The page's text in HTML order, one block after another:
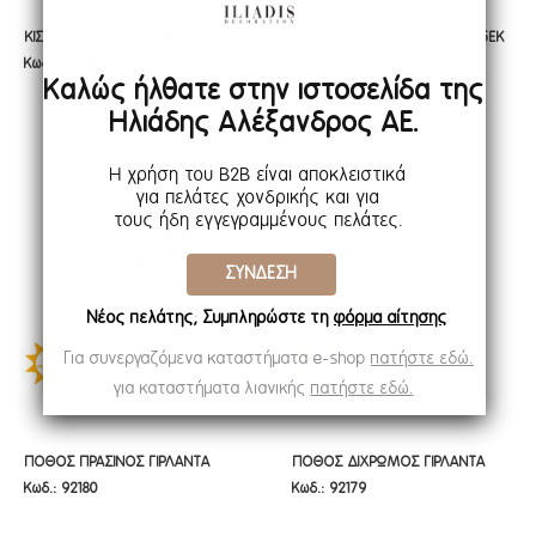
ΚΙΣΣΟΣ ΠΡΑΣΙΝΑΔΑ ΚΡΕΜΑΣΤΗ
ΠΡΑΣΙΝΑΔΑ 40Χ40Χ73ΕΚ ΜΕ UV
KAI FIRE PROTECTION
(ΒΡΑΔΥΚΑΥΣΤΟ)
ΚΙΣΣΟΣ ΠΡΑΣΙΝΑΔΑ ΚΡΕΜΑΣΤΗ
ΠΡΑΣΙΝΑΔΑ 40Χ40Χ73ΕΚ ΜΕ UV
KAI FIRE PROTECTION
(ΒΡΑΔΥΚΑΥΣΤΟ)
Κωδ.: 92182
ΚΙΣΣΟΣ ΔΙΧΡΩΜΟΣ 40Χ40Χ75ΕΚ
KAI FIRE PROTECTION
(ΒΡΑΔΥΚΑΥΣΤΟ)
ΚΙΣΣΟΣ ΔΙΧΡΩΜΟΣ 40Χ40Χ75ΕΚ
KAI FIRE PROTECTION
(ΒΡΑΔΥΚΑΥΣΤΟ)
ΠΟΘΟΣ ΠΡΑΣΙΝΟΣ ΓΙΡΛΑΝΤΑ
15Χ5Χ232ΕΚ ΜΕ UV KAI FIRE
ΠΟΘΟΣ ΠΡΑΣΙΝΟΣ ΓΙΡΛΑΝΤΑ
15Χ5Χ232ΕΚ ΜΕ UV KAI FIRE
Κωδ.: 92180
ΠΟΘΟΣ ΔΙΧΡΩΜΟΣ ΓΙΡΛΑΝΤΑ
Φ15Χ232ΕΚ ΜΕ UV KAI FIRE
ΠΟΘΟΣ ΔΙΧΡΩΜΟΣ ΓΙΡΛΑΝΤΑ
Φ15Χ232ΕΚ ΜΕ UV KAI FIRE
Κωδ.: 92179
ΣΥΝΔΕΣΗ
Καλώς ήλθατε στην ιστοσελίδα της
Ηλιάδης Αλέξανδρος ΑΕ.
Για συνεργαζόμενα καταστήματα e-shop πατήστε εδώ.
Η χρήση του B2B είναι αποκλειστικά
για πελάτες χονδρικής και για
τους ήδη εγγεγραμμένους πελάτες.
Νέος πελάτης; Συμπληρώστε τη φόρμα αίτησης
για καταστήματα λιανικής πατήστε εδώ.